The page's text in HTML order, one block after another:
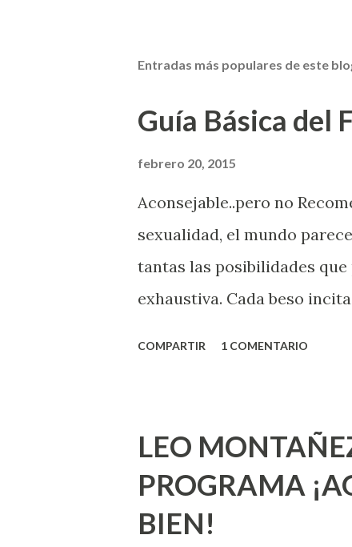
Entradas más populares de este
Guía Básica del
febrero 20, 2015
Aconsejable..pero no
sexualidad, el mundo
tantas las posibilidades
exhaustiva. Cada beso
que estés lista para lo que
lo que deberías saber.
sexuales no son expertos o
nuevo que aprender y
COMPARTIR 1 COMENTARIO
LEO
PROGRAMA
BIEN!